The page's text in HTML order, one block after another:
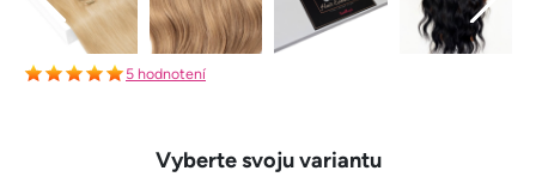
5 hodnotení
Vyberte svoju variantu